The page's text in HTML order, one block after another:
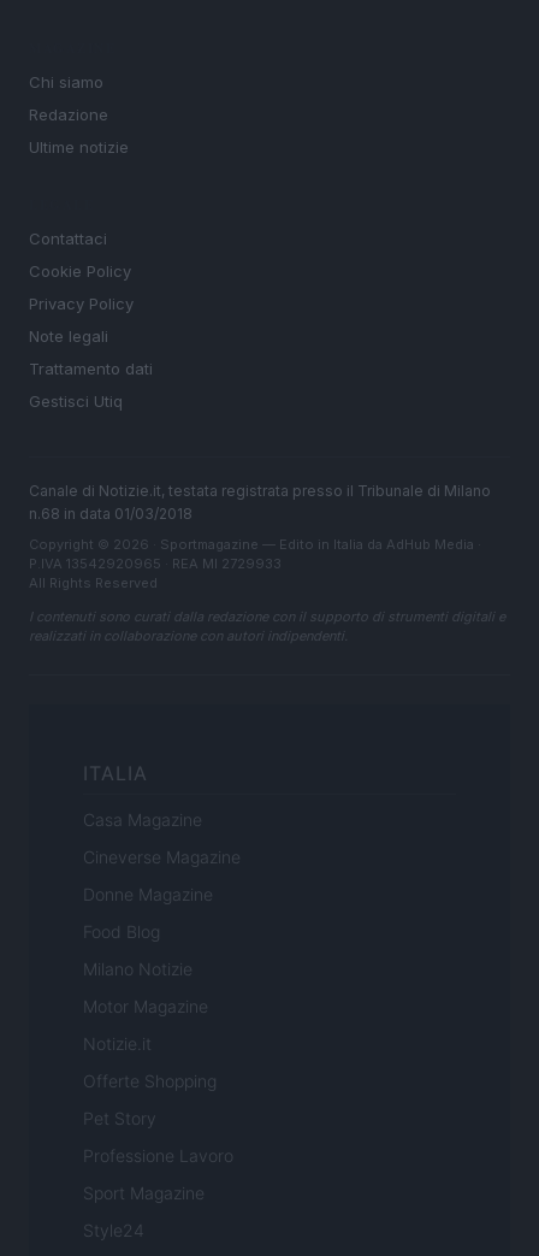
Chi siamo
Redazione
Ultime notizie
Contattaci
Cookie Policy
Privacy Policy
Note legali
Trattamento dati
Gestisci Utiq
Canale di Notizie.it, testata registrata presso il Tribunale di Milano
n.68 in data 01/03/2018
Copyright © 2026 · Sportmagazine — Edito in Italia da AdHub Media
P.IVA 13542920965 · REA MI 2729933
All Rights Reserved
I contenuti sono curati dalla redazione con il supporto di strumenti digitali e
realizzati in collaborazione con autori indipendenti.
ITALIA
Casa Magazine
Cineverse Magazine
Donne Magazine
Food Blog
Milano Notizie
Motor Magazine
Notizie.it
Offerte Shopping
Pet Story
Professione Lavoro
Sport Magazine
Style24